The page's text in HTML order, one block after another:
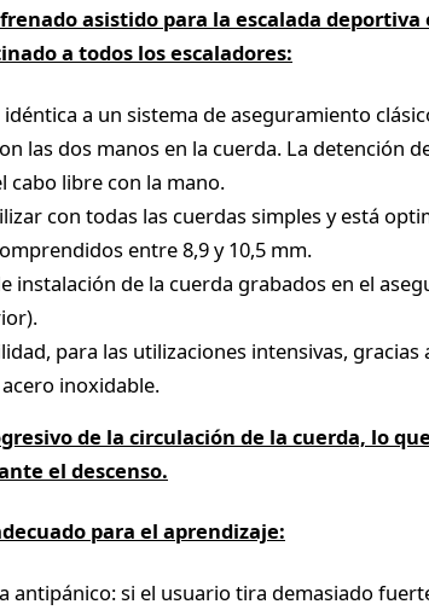
asistido para la escalada deportiva
a todos los escaladores:
a un sistema de aseguramiento
las dos manos en la cuerda. La detención
cabo libre con la mano.
con todas las cuerdas simples y está
entre 8,9 y 10,5 mm.
instalación de la cuerda grabados en el
para las utilizaciones intensivas, gracias
inoxidable.
de la circulación de la cuerda, lo
el descenso.
para el aprendizaje:
antipánico: si el usuario tira demasiado